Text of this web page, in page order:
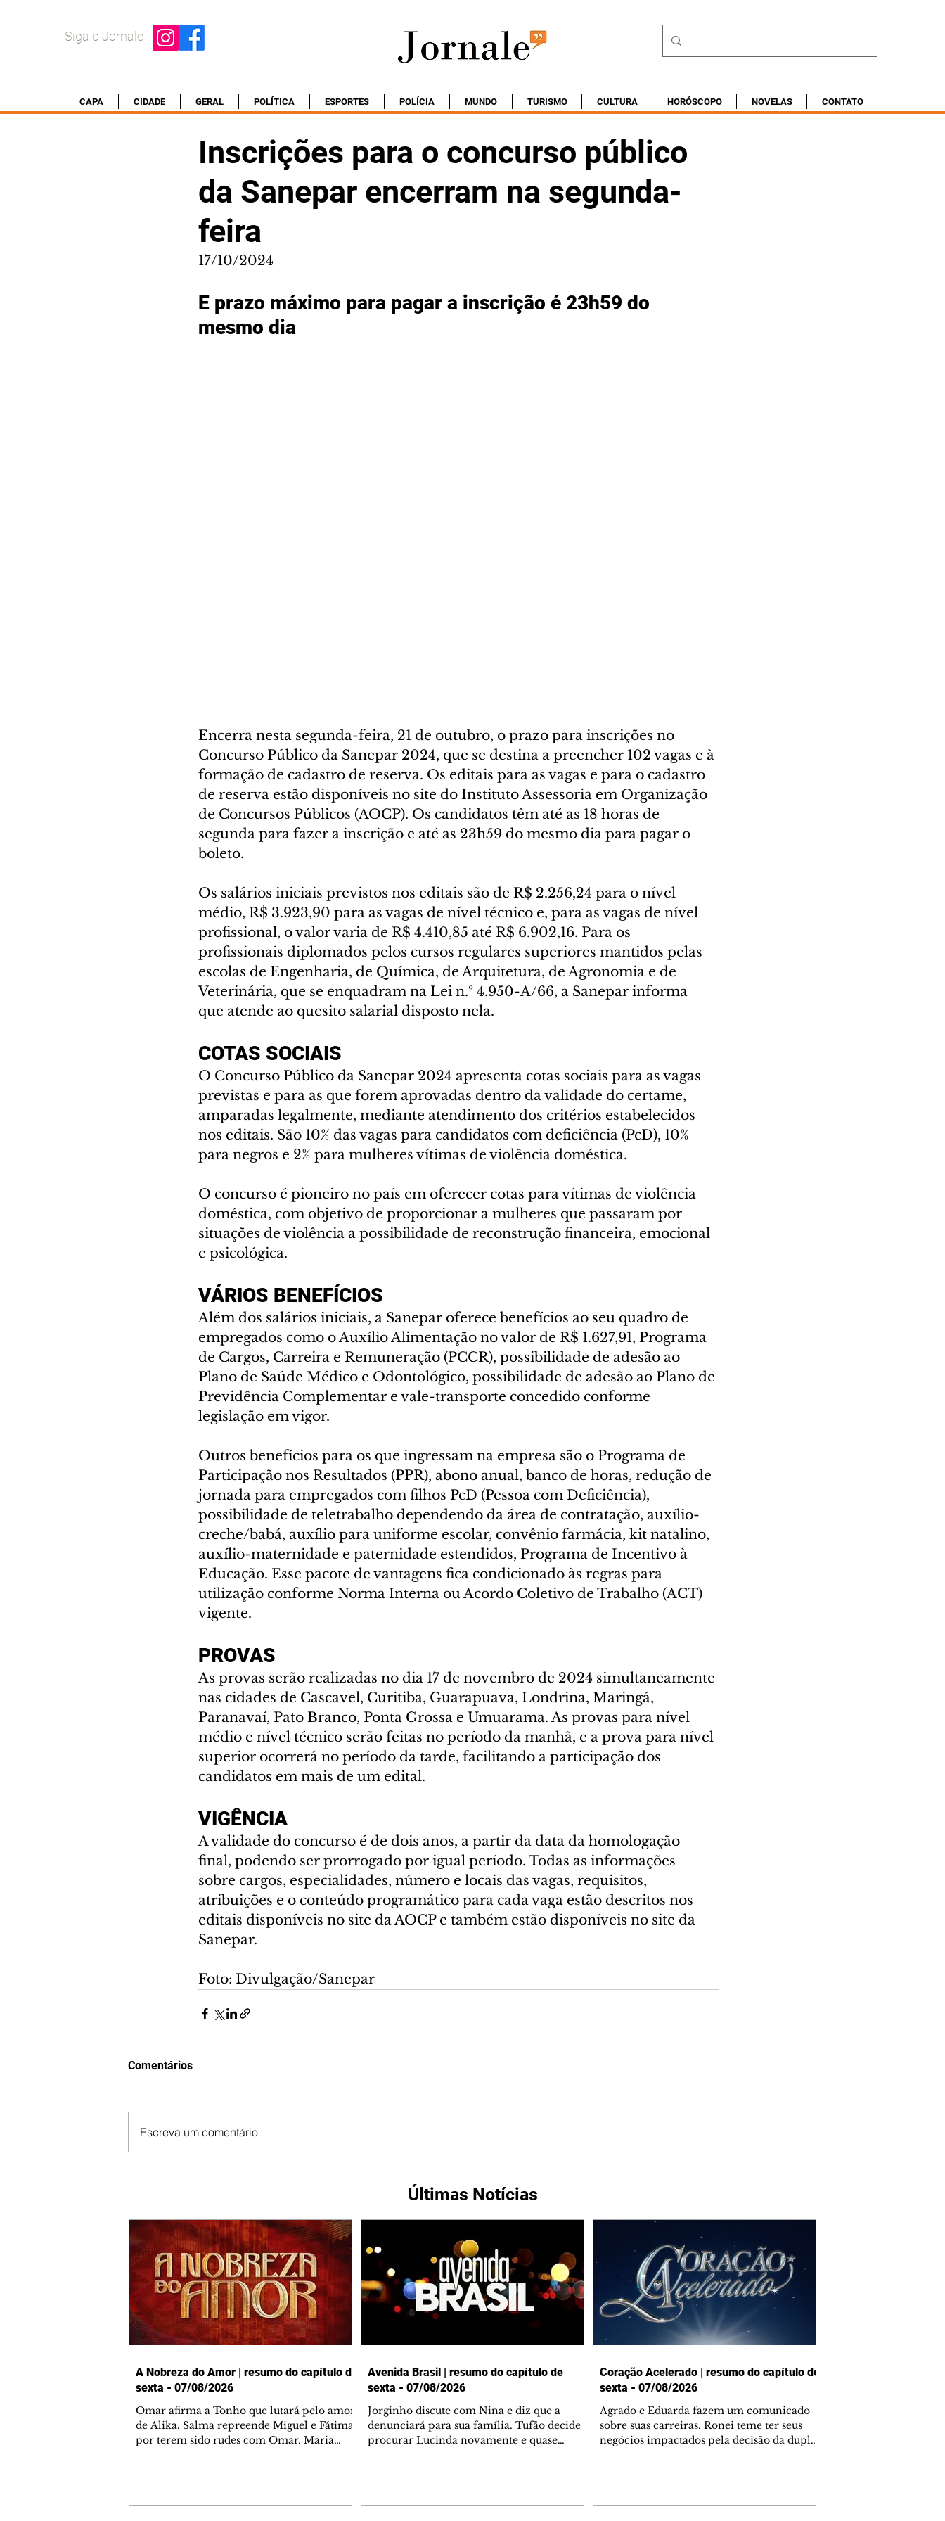
Siga o Jornale
CAPA CIDADE GERAL POLÍTICA ESPORTES POLÍCIA MUNDO TURISMO CULTURA HORÓSCOPO NOVELAS CONTATO
Inscrições para o concurso público
da Sanepar encerram na segunda-
feira
17/10/2024
E prazo máximo para pagar a inscrição é 23h59 do
mesmo dia
Encerra nesta segunda-feira, 21 de outubro, o prazo para inscrições no
Concurso Público da Sanepar 2024, que se destina a preencher 102 vagas e à
formação de cadastro de reserva. Os editais para as vagas e para o cadastro
de reserva estão disponíveis no site do Instituto Assessoria em Organização
de Concursos Públicos (AOCP). Os candidatos têm até as 18 horas de
segunda para fazer a inscrição e até as 23h59 do mesmo dia para pagar o
boleto.
Os salários iniciais previstos nos editais são de R$ 2.256,24 para o nível
médio, R$ 3.923,90 para as vagas de nível técnico e, para as vagas de nível
profissional, o valor varia de R$ 4.410,85 até R$ 6.902,16. Para os
profissionais diplomados pelos cursos regulares superiores mantidos pelas
escolas de Engenharia, de Química, de Arquitetura, de Agronomia e de
Veterinária, que se enquadram na Lei n.º 4.950-A/66, a Sanepar informa
que atende ao quesito salarial disposto nela.
COTAS SOCIAIS
O Concurso Público da Sanepar 2024 apresenta cotas sociais para as vagas
previstas e para as que forem aprovadas dentro da validade do certame,
amparadas legalmente, mediante atendimento dos critérios estabelecidos
nos editais. São 10% das vagas para candidatos com deficiência (PcD), 10%
para negros e 2% para mulheres vítimas de violência doméstica.
O concurso é pioneiro no país em oferecer cotas para vítimas de violência
doméstica, com objetivo de proporcionar a mulheres que passaram por
situações de violência a possibilidade de reconstrução financeira, emocional
e psicológica.
VÁRIOS BENEFÍCIOS
Além dos salários iniciais, a Sanepar oferece benefícios ao seu quadro de
empregados como o Auxílio Alimentação no valor de R$ 1.627,91, Programa
de Cargos, Carreira e Remuneração (PCCR), possibilidade de adesão ao
Plano de Saúde Médico e Odontológico, possibilidade de adesão ao Plano de
Previdência Complementar e vale-transporte concedido conforme
legislação em vigor.
Outros benefícios para os que ingressam na empresa são o Programa de
Participação nos Resultados (PPR), abono anual, banco de horas, redução de
jornada para empregados com filhos PcD (Pessoa com Deficiência),
possibilidade de teletrabalho dependendo da área de contratação, auxílio-
creche/babá, auxílio para uniforme escolar, convênio farmácia, kit natalino,
auxílio-maternidade e paternidade estendidos, Programa de Incentivo à
Educação. Esse pacote de vantagens fica condicionado às regras para
utilização conforme Norma Interna ou Acordo Coletivo de Trabalho (ACT)
vigente.
PROVAS
As provas serão realizadas no dia 17 de novembro de 2024 simultaneamente
nas cidades de Cascavel, Curitiba, Guarapuava, Londrina, Maringá,
Paranavaí, Pato Branco, Ponta Grossa e Umuarama. As provas para nível
médio e nível técnico serão feitas no período da manhã, e a prova para nível
superior ocorrerá no período da tarde, facilitando a participação dos
candidatos em mais de um edital.
VIGÊNCIA
A validade do concurso é de dois anos, a partir da data da homologação
final, podendo ser prorrogado por igual período. Todas as informações
sobre cargos, especialidades, número e locais das vagas, requisitos,
atribuições e o conteúdo programático para cada vaga estão descritos nos
editais disponíveis no site da AOCP e também estão disponíveis no site da
Sanepar.
Foto: Divulgação/Sanepar
Comentários
Escreva um comentário
Últimas Notícias
A Nobreza do Amor | resumo do capítulo de
sexta - 07/08/2026
Omar afirma a Tonho que lutará pelo amor
de Alika. Salma repreende Miguel e Fátima
por terem sido rudes com Omar. Maria
Avenida Brasil | resumo do capítulo de
sexta - 07/08/2026
Jorginho discute com Nina e diz que a
denunciará para sua família. Tufão decide
procurar Lucinda novamente e quase
Coração Acelerado | resumo do capítulo de
sexta - 07/08/2026
Agrado e Eduarda fazem um comunicado
sobre suas carreiras. Ronei teme ter seus
negócios impactados pela decisão da dupla.